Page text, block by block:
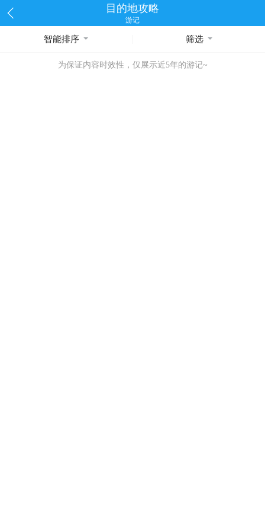
目的地攻略
游记
智能排序 筛选
为保证内容时效性，仅展示近5年的游记~